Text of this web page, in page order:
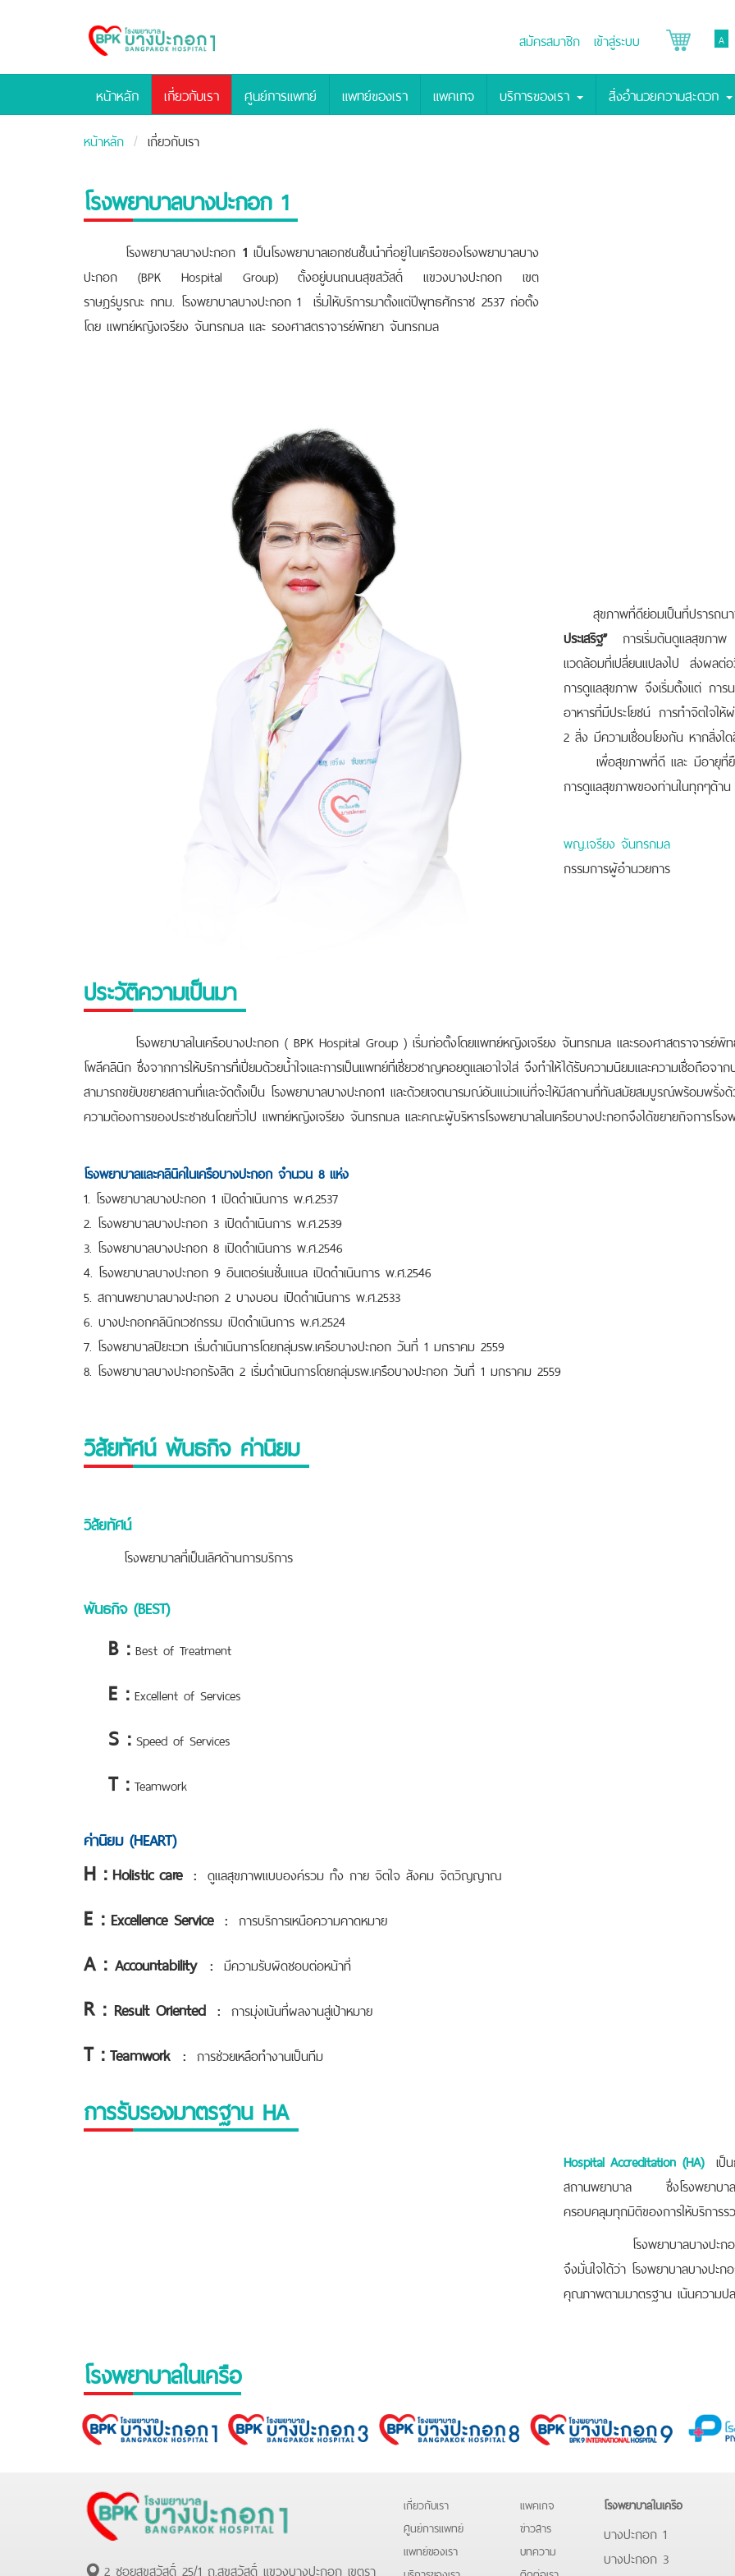
Bangpakok
Hospital
สมัครสมาชิก เข้าสู่ระบบ A
หน้าหลัก เกี่ยวกับเรา ศูนย์การแพทย์ แพทย์ของเรา แพคเกจ บริการของเรา สิ่งอำนวยความสะดวก
หน้าหลัก เกี่ยวกับเรา
โรงพยาบาลบางปะกอก 1
โรงพยาบาลบางปะกอก 1 เป็นโรงพยาบาลเอกชนชั้นนำที่อยู่ในเครือของโรงพยาบาลบาง
ปะกอก (BPK Hospital Group) ตั้งอยู่บนถนนสุขสวัสดิ์ แขวงบางปะกอก เขต
ราษฎร์บูรณะ กทม. โรงพยาบาลบางปะกอก 1 เริ่มให้บริการมาตั้งแต่ปีพุทธศักราช 2537 ก่อตั้ง
โดย แพทย์หญิงเจรียง จันทรกมล และ รองศาสตราจารย์พิทยา จันทรกมล
สุขภาพที่ดีย่อมเป็นที่ปรารถ
ประเสริฐ”การเริ่มต้นดูแลสุขภาพ
แวดล้อมที่เปลี่ยนแปลงไป ส่งผลต่
การดูแลสุขภาพ จึงเริ่มตั้งแต่ กา
อาหารที่มีประโยชน์ การทำจิตใจใ
2 สิ่ง มีความเชื่อมโยงกัน หากสิ่ง
เพื่อสุขภาพที่ดี และ มีอายุที่ยืน
การดูแลสุขภาพของท่านในทุกๆด้าน
พญ.เจรียง จันทรกมล
กรรมการผู้อำนวยการ
ประวัติความเป็นมา
โรงพยาบาลในเครือบางปะกอก ( BPK Hospital Group ) เริ่มก่อตั้งโดยแพทย์หญิงเจรียง จันทรกมล และรองศาสตราจารย์พิ
โพลีคลินิก ซึ่งจากการให้บริการที่เปี่ยมด้วยนํ้าใจและการเป็นแพทย์ที่เชี่ยวชาญคอยดูแลเอาใจใส่ จึงทำให้ได้รับความนิยมและความเชื่อถือจ
สามารถขยับขยายสถานที่และจัดตั้งเป็น โรงพยาบาลบางปะกอก1 และด้วยเจตนารมณ์อันแน่วแน่ที่จะให้มีสถานที่ทันสมัยสมบูรณ์พร้อมพรั่
ความต้องการของประชาชนโดยทั่วไป แพทย์หญิงเจรียง จันทรกมล และคณะผู้บริหารโรงพยาบาลในเครือบางปะกอกจึงได้ขยายกิจการโ
โรงพยาบาลและคลินิคในเครือบางปะกอก จำนวน 8 แห่ง
1. โรงพยาบาลบางปะกอก 1 เปิดดำเนินการ พ.ศ.2537
2. โรงพยาบาลบางปะกอก 3 เปิดดำเนินการ พ.ศ.2539
3. โรงพยาบาลบางปะกอก 8 เปิดดำเนินการ พ.ศ.2546
4. โรงพยาบาลบางปะกอก 9 อินเตอร์เนชั่นแนล เปิดดำเนินการ พ.ศ.2546
5. สถานพยาบาลบางปะกอก 2 บางบอน เปิดดำเนินการ พ.ศ.2533
6. บางปะกอกคลินิกเวชกรรม เปิดดำเนินการ พ.ศ.2524
7. โรงพยาบาลปิยะเวท เริ่มดำเนินการโดยกลุ่มรพ.เครือบางปะกอก วันที่ 1 มกราคม 2559
8. โรงพยาบาลบางปะกอกรังสิต 2 เริ่มดำเนินการโดยกลุ่มรพ.เครือบางปะกอก วันที่ 1 มกราคม 2559
วิสัยทัศน์ พันธกิจ ค่านิยม
วิสัยทัศน์
โรงพยาบาลที่เป็นเลิศด้านการบริการ
พันธกิจ (BEST)
B :Best of Treatment
E :Excellent of Services
S :Speed of Services
T :Teamwork
ค่านิยม (HEART)
H : Holistic care: ดูแลสุขภาพแบบองค์รวม ทั้ง กาย จิตใจ สังคม จิตวิญญาณ
E :Excellence Service : การบริการเหนือความคาดหมาย
A : Accountability : มีความรับผิดชอบต่อหน้าที่
R : Result Oriented : การมุ่งเน้นที่ผลงานสู่เป้าหมาย
T : Teamwork : การช่วยเหลือทำงานเป็นทีม
การรับรองมาตรฐาน HA
Hospital Accreditation (HA)เป็น
สถานพยาบาล ซึ่งโรงพยาบาล
ครอบคลุมทุกมิติของการให้บริการ
โรงพยาบาลบางปะกอก 1
จึงมั่นใจได้ว่า โรงพยาบาลบางปะ
คุณภาพตามมาตรฐาน เน้นความป
โรงพยาบาลในเครือ
2 ซอยสุขสวัสดิ์ 25/1 ถ.สุขสวัสดิ์ แขวงบางปะกอก เขตรา
เกี่ยวกับเรา
ศูนย์การแพทย์
แพทย์ของเรา
แพคเกจ
ข่าวสาร
บทความ
โรงพยาบาลในเครือ
บางปะกอก 1
บางปะกอก 3